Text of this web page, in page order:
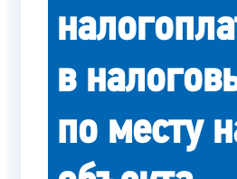
в
по месту